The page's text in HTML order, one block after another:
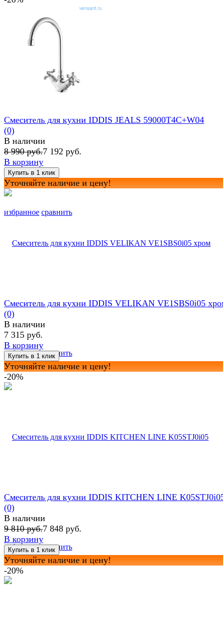
избранное сравнить
Смеситель для кухни IDDIS JEALS 59000T4C+W04
(0)
В наличии
8 990 руб.7 192 руб.
В корзину
Уточняйте наличие и цену!
избранное сравнить
Смеситель для кухни IDDIS VELIKAN VE1SBS0i05
(0)
В наличии
7 315 руб.
В корзину
Уточняйте наличие и цену!
-20%
избранное сравнить
Смеситель для кухни IDDIS KITCHEN LINE
(0)
В наличии
9 810 руб.7 848 руб.
В корзину
Уточняйте наличие и цену!
-20%